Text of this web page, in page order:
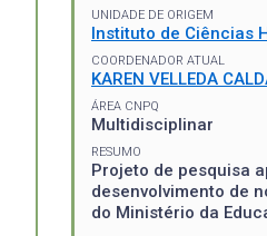
UNIDADE DE ORIGEM
Instituto de Ciências
COORDENADOR ATUAL
KAREN VELLEDA
ÁREA CNPQ
Multidisciplinar
RESUMO
Projeto de pesquisa
desenvolvimento de
do Ministério da